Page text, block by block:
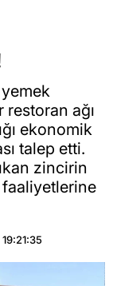
yemek
restoran ağı
ekonomik
talep etti.
zincirin
faaliyetlerine